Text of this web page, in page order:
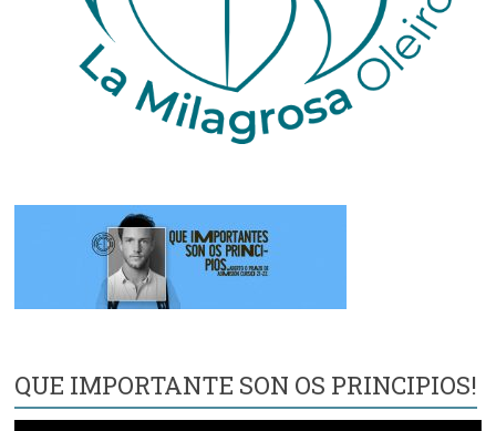
QUE IMPORTANTE SON OS PRINCIPIOS!